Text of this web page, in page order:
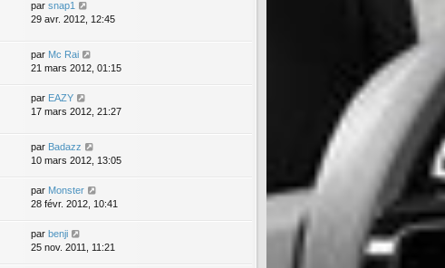
par snap1
29 avr. 2012, 12:45
par Mc Rai
21 mars 2012, 01:15
par EAZY
17 mars 2012, 21:27
par Badazz
10 mars 2012, 13:05
par Monster
28 févr. 2012, 10:41
par benji
25 nov. 2011, 11:21